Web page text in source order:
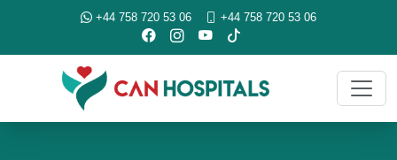
+44 758 720 53 06 +44 758 720 53 06